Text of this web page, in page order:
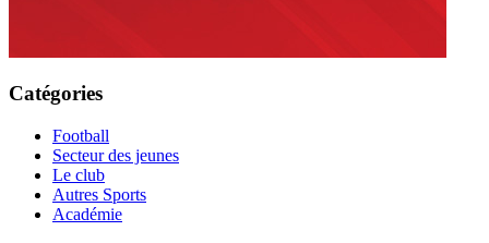
Catégories
Football
Secteur des jeunes
Le club
Autres Sports
Académie